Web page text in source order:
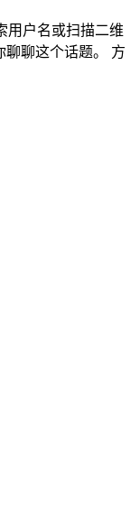
用户名或扫描二维
聊聊这个话题。 方